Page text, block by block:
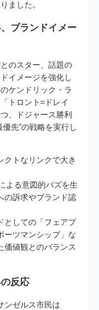
ました。
ブランドイメー
のスター、話題の
イメージを強化し
ケンドリック・ラ
トロント=ドレイ
、ドジャース勝利
先”の戦略を実行し
クトなリンクで大き
よる意図的バズを生
の訴求やブランド認
としての「フェアプ
ーツマンシップ」な
価値観とのバランス
反応
ンゼルス市民は